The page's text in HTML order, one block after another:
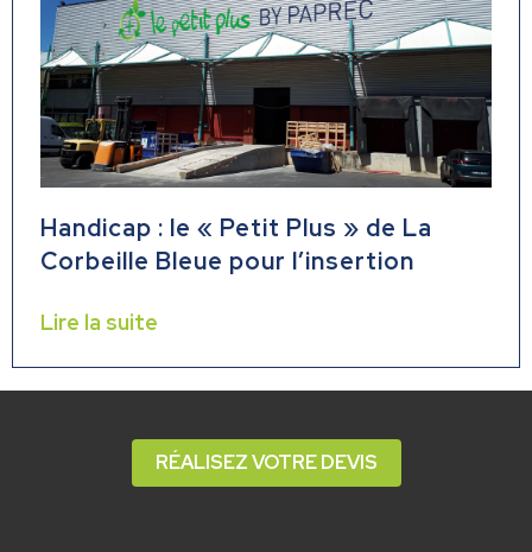
Handicap : le « Petit Plus » de La
Corbeille Bleue pour l’insertion
Lire la suite
RÉALISEZ VOTRE DEVIS